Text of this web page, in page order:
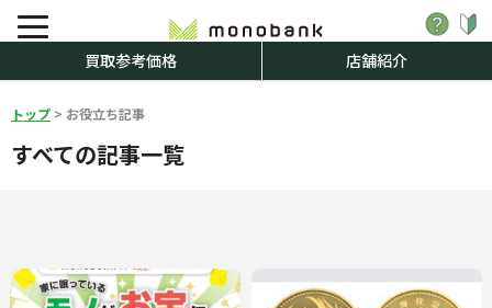
買取参考価格 店舗紹介
トップ > お役立ち記事
すべての記事一覧